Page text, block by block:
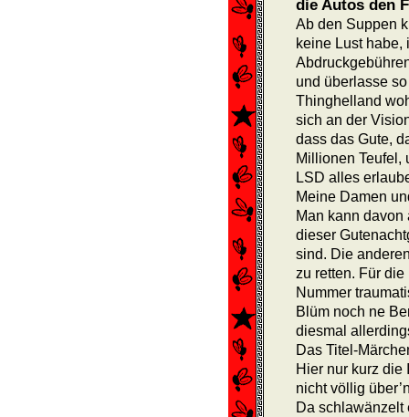
die Autos den
Ab den Suppen
keine Lust habe,
und überlasse
Thinghelland
sich an der
dass das Gute,
Millionen Teufel,
LSD alles
Meine Damen
Man kann
dieser
sind. Die
zu retten. Für
Nummer
Blüm noch ne
diesmal
Das Titel-
Hier nur kurz die
nicht völlig
Da